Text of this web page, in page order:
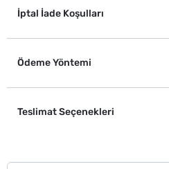
İptal İade Koşulları
Ödeme Yöntemi
Teslimat Seçenekleri